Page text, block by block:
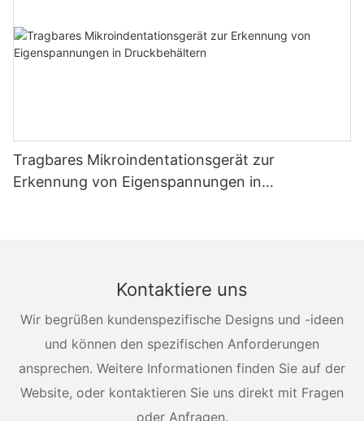
Tragbares Mikroindentationsgerät zur
Erkennung von Eigenspannungen in
Kontaktiere uns
Wir begrüßen kundenspezifische Designs und -ideen
und können den spezifischen Anforderungen
ansprechen. Weitere Informationen finden Sie auf der
Website, oder kontaktieren Sie uns direkt mit Fragen
oder Anfragen.